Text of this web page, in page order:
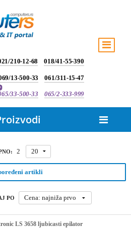
210-12-68 018/41-55-390
13-500-33 061/311-15-47
33-500-33 065/2-333-999
2 20
artikli
PO Cena: najniža prvo
LS 3658 ljubicasti epilator